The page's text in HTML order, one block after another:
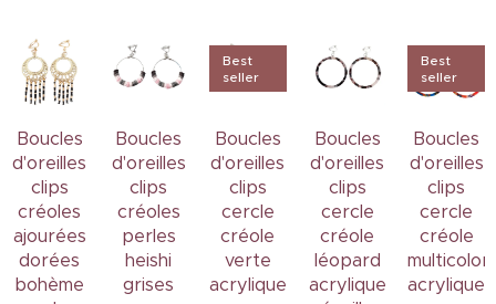
Boucles
d'oreilles
clips
créoles
ajourées
dorées
bohème
Boucles
d'oreilles
clips
créoles
perles
heishi
grises
Boucles
d'oreilles
clips
cercle
créole
verte
acrylique
Best
seller
Boucles
d'oreilles
clips
cercle
créole
léopard
acrylique
Boucles
d'oreilles
clips
cercle
créole
acrylique
Best
seller